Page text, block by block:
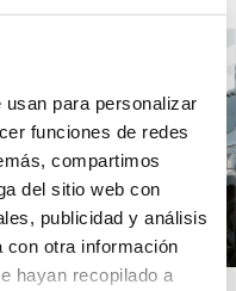
para personalizar
funciones de redes
compartimos
del sitio web con
publicidad y análisis
con otra información
hayan recopilado a